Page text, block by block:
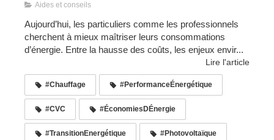
Aides et conseils
Aujourd’hui, les particuliers comme les professionnels
cherchent à mieux maîtriser leurs consommations
d’énergie. Entre la hausse des coûts, les enjeux envir...
Lire l'article
#Chauffage #PerformanceÉnergétique
#CVC #ÉconomiesDÉnergie
#TransitionEnergétique #Photovoltaïque